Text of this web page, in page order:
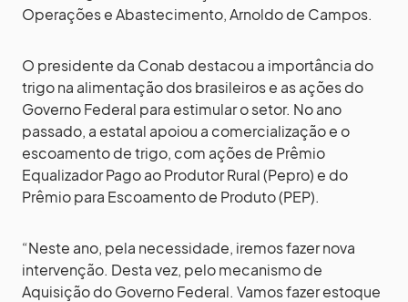
Operações e Abastecimento, Arnoldo de Campos.
O presidente da Conab destacou a importância do
trigo na alimentação dos brasileiros e as ações do
Governo Federal para estimular o setor. No ano
passado, a estatal apoiou a comercialização e o
escoamento de trigo, com ações de Prêmio
Equalizador Pago ao Produtor Rural (Pepro) e do
Prêmio para Escoamento de Produto (PEP).
“Neste ano, pela necessidade, iremos fazer nova
intervenção. Desta vez, pelo mecanismo de
Aquisição do Governo Federal. Vamos fazer estoque